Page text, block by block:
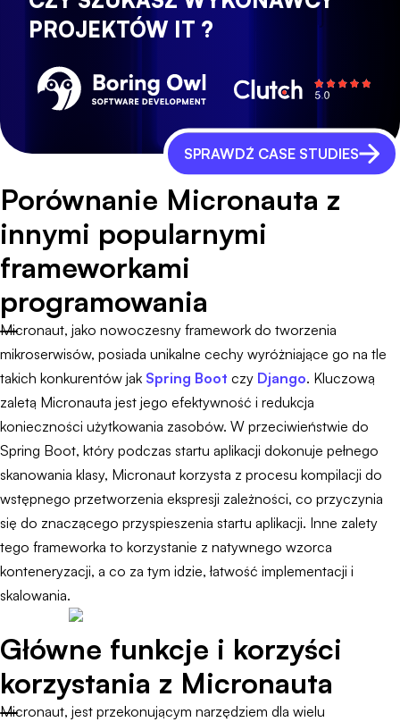
PROJEKTÓW IT ?
SPRAWDŹ CASE STUDIES
Porównanie Micronauta z
innymi popularnymi
frameworkami
programowania
Micronaut, jako nowoczesny framework do tworzenia
mikroserwisów, posiada unikalne cechy wyróżniające go na tle
takich konkurentów jak Spring Boot czy Django. Kluczową
zaletą Micronauta jest jego efektywność i redukcja
konieczności użytkowania zasobów. W przeciwieństwie do
Spring Boot, który podczas startu aplikacji dokonuje pełnego
skanowania klasy, Micronaut korzysta z procesu kompilacji do
wstępnego przetworzenia ekspresji zależności, co przyczynia
się do znaczącego przyspieszenia startu aplikacji. Inne zalety
tego frameworka to korzystanie z natywnego wzorca
konteneryzacji, a co za tym idzie, łatwość implementacji i
skalowania.
Główne funkcje i korzyści
korzystania z Micronauta
Micronaut, jest przekonującym narzędziem dla wielu